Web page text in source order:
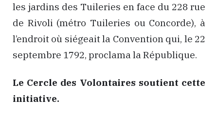
les jardins des Tuileries en face du 228 rue
de Rivoli (métro Tuileries ou Concorde), à
l’endroit où siégeait la Convention qui, le 22
septembre 1792, proclama la République.
Le Cercle des Volontaires soutient cette
initiative.